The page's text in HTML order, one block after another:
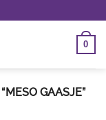
0
GAASJE”